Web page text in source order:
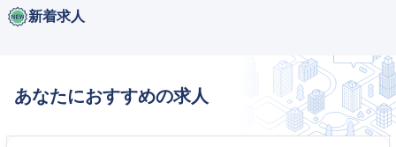
新着求人
あなたにおすすめの求人